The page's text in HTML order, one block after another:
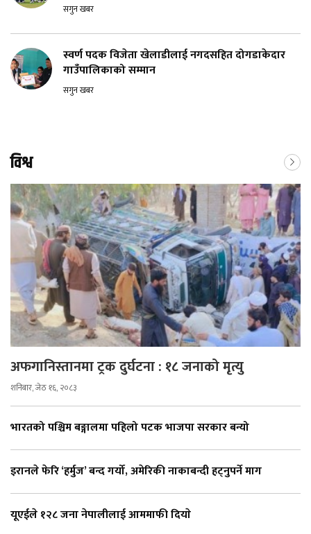
सगुन खबर
स्वर्ण पदक विजेता खेलाडीलाई नगदसहित दोगडाकेदार
गाउँपालिकाको सम्मान
सगुन खबर
विश्व
अफगानिस्तानमा ट्रक दुर्घटना : १८ जनाको मृत्यु
शनिबार, जेठ १६, २०८३
भारतको पश्चिम बङ्गालमा पहिलो पटक भाजपा सरकार बन्यो
इरानले फेरि ‘हर्मुज’ बन्द गर्यो, अमेरिकी नाकाबन्दी हट्नुपर्ने माग
यूएईले १२८ जना नेपालीलाई आममाफी दियाे